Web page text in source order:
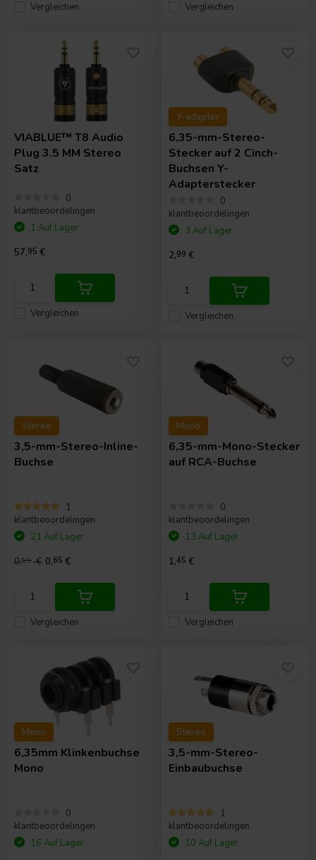
Vergleichen Vergleichen
VIABLUE™ T8 Audio
Plug 3.5 MM Stereo
Satz
0
klantbeoordelingen
Vergleichen
1 Auf Lager
57,95 €
Y-adapter
6,35-mm-Stereo-
Stecker auf 2 Cinch-
Buchsen Y-
Adapterstecker
0
klantbeoordelingen
Vergleichen
3 Auf Lager
2,99 €
Stereo
3,5-mm-Stereo-Inline-
Buchse
1
klantbeoordelingen
Vergleichen
21 Auf Lager
0,99 € 0,65 €
Mono
6,35-mm-Mono-Stecker
auf RCA-Buchse
0
klantbeoordelingen
Vergleichen
13 Auf Lager
1,45 €
Mono
6,35mm Klinkenbuchse
Mono
0
klantbeoordelingen
16 Auf Lager
Stereo
3,5-mm-Stereo-
Einbaubuchse
1
klantbeoordelingen
10 Auf Lager